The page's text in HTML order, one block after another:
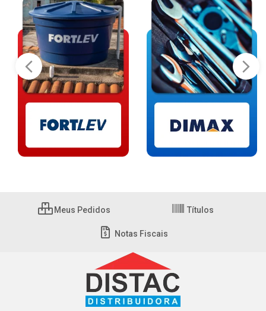
Meus Pedidos Títulos
Notas Fiscais